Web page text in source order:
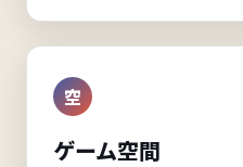
空
ゲーム空間